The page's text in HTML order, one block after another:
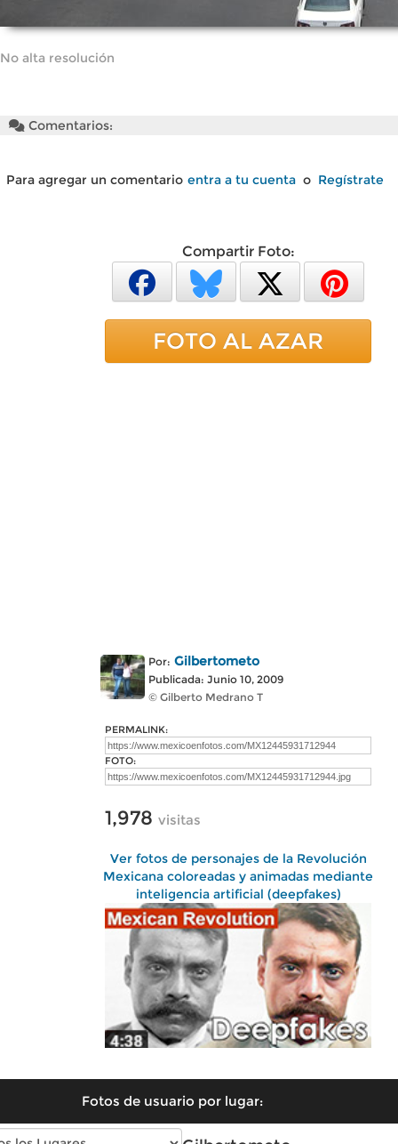
No alta resolución
Comentarios:
Para agregar un comentario entra a tu cuenta o Regístrate
Compartir Foto:
FOTO AL AZAR
Por: Gilbertometo
Publicada: Junio 10, 2009
© Gilberto Medrano T
PERMALINK:
FOTO:
1,978 visitas
Ver fotos de personajes de la Revolución
Mexicana coloreadas y animadas mediante
inteligencia artificial (deepfakes)
Fotos de usuario por lugar: